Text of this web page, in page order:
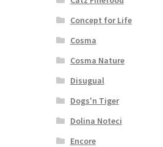
Concept for Life
Cosma
Cosma Nature
Disugual
Dogs'n Tiger
Dolina Noteci
Encore